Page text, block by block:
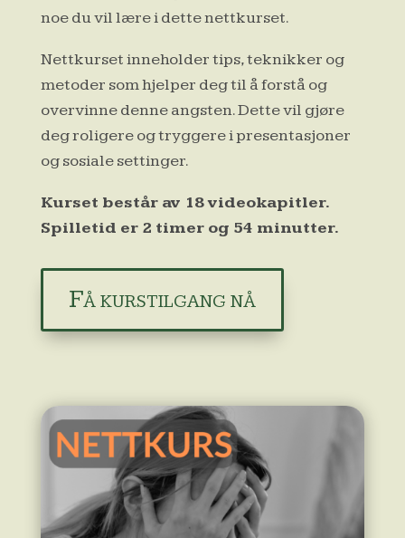
noe du vil lære i dette nettkurset.
Nettkurset inneholder tips, teknikker og
metoder som hjelper deg til å forstå og
overvinne denne angsten. Dette vil gjøre
deg roligere og tryggere i presentasjoner
og sosiale settinger.
Kurset består av 18 videokapitler.
Spilletid er 2 timer og 54 minutter.
Få kurstilgang nå